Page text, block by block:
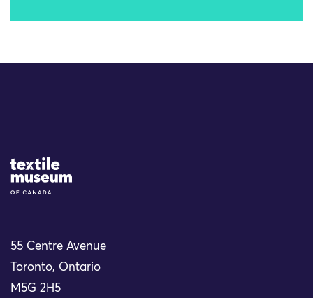
Site Logo
55 Centre Avenue
Toronto, Ontario
M5G 2H5